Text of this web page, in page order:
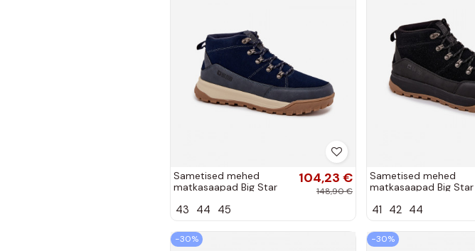
Sametised mehed
matkasaapad Big Star
104,23 €
148,90 €
43 44 45
Sametised mehed
matkasaapad Big Star
41 42 44
−30% −30%